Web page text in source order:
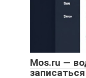
Mos.ru —